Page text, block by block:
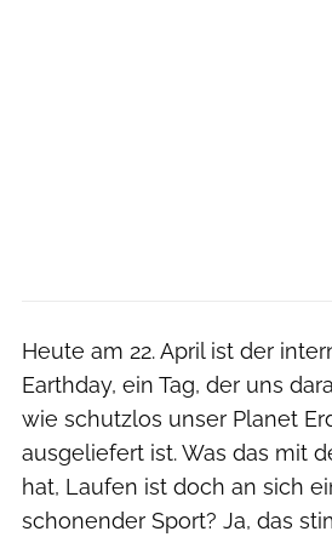
Heute am 22. April ist der
Earthday, ein Tag, der uns
wie schutzlos unser Planet
ausgeliefert ist. Was das mit
hat, Laufen ist doch an sich
schonender Sport? Ja, das